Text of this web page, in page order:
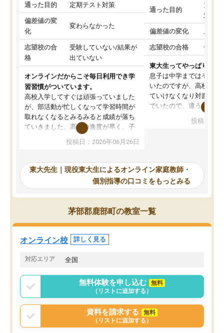
通った目的 定期テスト対策
偏差値の変
化
変わらなかった
志望校の合
格
受験していない/結果が
出ていない
オンラインだからこそ毎日利用でき学
習習慣がついています。
高校入学してすぐは頑張っていました
が、部活動が忙しくなって学習時間が
取れなくなるとみるみると成績が落ち
ていきました。高校の進度が早く、子
供も家に帰って勉強の話すると嫌な反
応を示します。東大先生にお願いして
れるので、親としても安心です。毎日
使える自習室とかもあり、わからない
ところがあれば先生が回答してくれる
のも重宝しています。
投稿日：2026年06月26日
通った目的
大学
対策
偏差値の変化
志望校の合格 合格
東大生ってやっぱりすご
息子は中学まではそこそ
いたのですが、高校に入
ていけなくなり対面の塾
でいたので、違うアプロ
で、当初は模試でD判定
自習室が毎日使えていつ
るのが心強かったよう
謝です。
投稿日：
東大先生｜現役東大生によるオンライン家庭教師・
個別指導の口コミをもっとみる
茅部郡鹿部町の教室一覧
オンライン校 詳しく見る
対応エリア 全国
無料体験を申し込む
無料
（リストに追加する）
資料を請求する
無料
（リストに追加する）